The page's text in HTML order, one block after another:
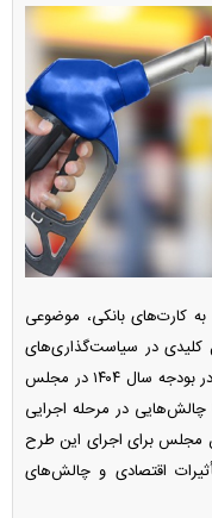
کارت‌های بانکی، موضوعی
کلیدی در سیاست‌گذاری‌های
اقتصادی کشور شده است. این تصمیم که ابتدا در بودجه سال ۱۴۰۴ در مجلس
در مرحله اجرایی
مجلس برای اجرای این طرح
تأثیرات اقتصادی و چالش‌های